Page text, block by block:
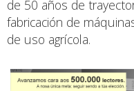
de 50 años de
fabricación de
de uso agrícola.